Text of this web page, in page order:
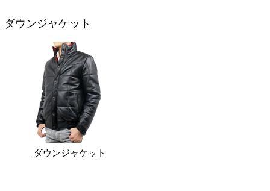
ダウンジャケット
ダウンジャケット